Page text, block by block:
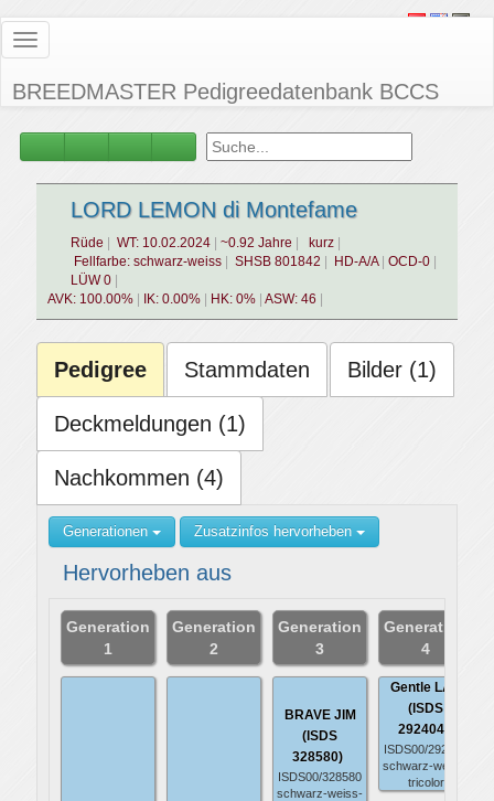
Toggle
navigation
BREEDMASTER Pedigreedatenbank BCCS
LORD LEMON di Montefame
Rüde WT: 10.02.2024 ~0.92 Jahre
kurz
Fellfarbe: schwarz-weiss
SHSB 801842 HD-A/A
OCD-0
LÜW 0
AVK: 100.00%
IK: 0.00% HK: 0% ASW: 46
Pedigree Stammdaten Bilder (1)
Deckmeldungen (1)
Nachkommen (4)
Generationen Zusatzinfos hervorheben
Hervorheben aus
Generation
1
Generation
2
Generation
3
Generation
4
BRAVE JIM
(ISDS
328580)
ISDS00/328580
schwarz-weiss-
Gentle LAD
(ISDS
292404)
ISDS00/292404
schwarz-weiss-
tricolor